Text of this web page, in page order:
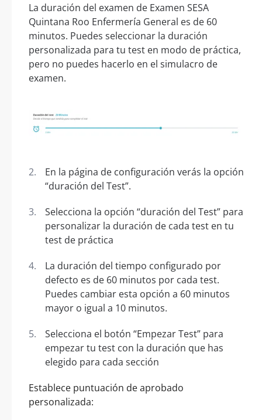
La duración del examen de Examen SESA
Quintana Roo Enfermería General es de 60
minutos. Puedes seleccionar la duración
personalizada para tu test en modo de práctica,
pero no puedes hacerlo en el simulacro de
examen.
En la página de configuración verás la opción
“duración del Test”.
Selecciona la opción “duración del Test” para
personalizar la duración de cada test en tu
test de práctica
La duración del tiempo configurado por
defecto es de 60 minutos por cada test.
Puedes cambiar esta opción a 60 minutos
mayor o igual a 10 minutos.
Selecciona el botón “Empezar Test” para
empezar tu test con la duración que has
elegido para cada sección
Establece puntuación de aprobado
personalizada: